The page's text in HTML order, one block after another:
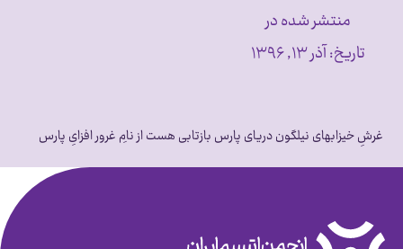
منتشر شده در
تاریخ:آذر ۱۳, ۱۳۹۶
غرشِ خیزابهای نیلگون دریای پارس بازتابی هست از نامِ غرور افزایِ پارس